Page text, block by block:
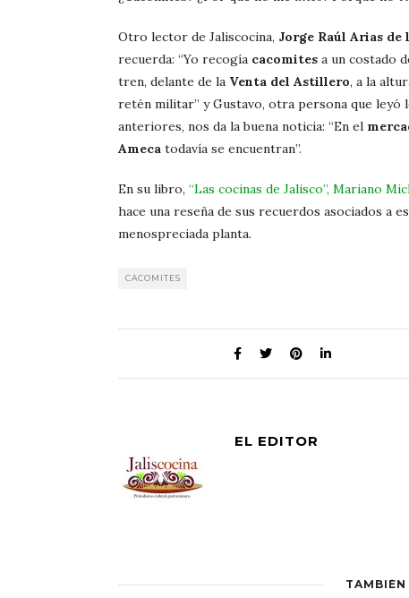
Otro lector de Jaliscocina, Jorge Raúl Arias de
recuerda: “Yo recogía cacomites a un costado
tren, delante de la Venta del Astillero, a la
retén militar” y Gustavo, otra persona que leyó
anteriores, nos da la buena noticia: “En el
Ameca todavía se encuentran”.
En su libro, “Las cocinas de Jalisco”, Mariano
hace una reseña de sus recuerdos asociados a
menospreciada planta.
CACOMITES
EL EDITOR
TAMBIÉN